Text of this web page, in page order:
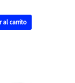
al carrito